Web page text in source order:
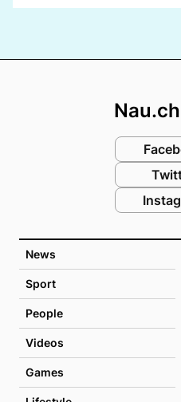
News
Sport
People
Videos
Games